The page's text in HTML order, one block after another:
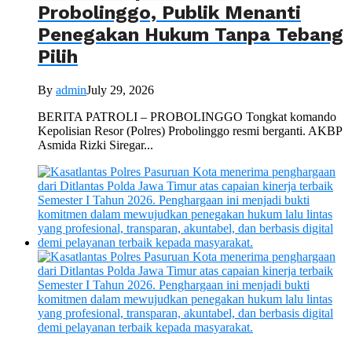
Probolinggo, Publik Menanti
Penegakan Hukum Tanpa Tebang
Pilih
By adminJuly 29, 2026
BERITA PATROLI – PROBOLINGGO Tongkat komando
Kepolisian Resor (Polres) Probolinggo resmi berganti. AKBP
Asmida Rizki Siregar...